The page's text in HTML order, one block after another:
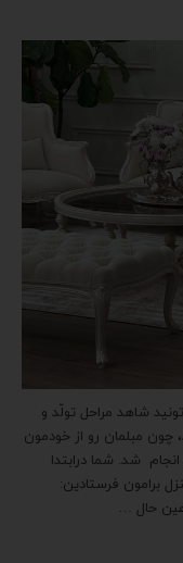
شاهد مراحل تولّد و
چون مبلمان رو از خودمون
شد. شما درابتدا
برامون فرستادین:
حال …